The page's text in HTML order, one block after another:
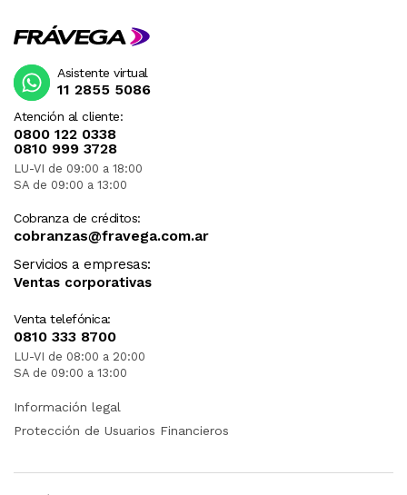
Atención al cliente:
0800 122 0338
0810 999 3728
LU-VI de 09:00 a 18:00
SA de 09:00 a 13:00
Cobranza de créditos:
cobranzas@fravega.com.ar
Servicios a empresas:
Ventas corporativas
Venta telefónica:
0810 333 8700
LU-VI de 08:00 a 20:00
SA de 09:00 a 13:00
Asistente virtual
11 2855 5086
Información legal
Protección de Usuarios Financieros